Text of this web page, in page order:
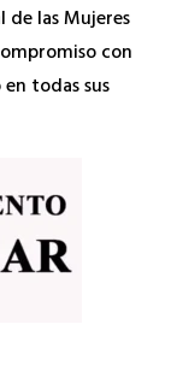
de las Mujeres
con
todas sus